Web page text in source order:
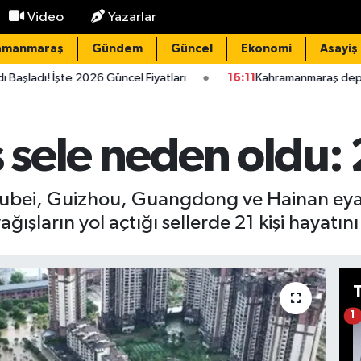
Video Yazarlar
Gündem Güncel Ekonomi Asayiş
Güncel Fiyatları 16:11Kahramanmaraş depremi dünyaya
sele neden oldu:
Guizhou, Guangdong ve Hainan
yol açtığı sellerde 21 kişi
1